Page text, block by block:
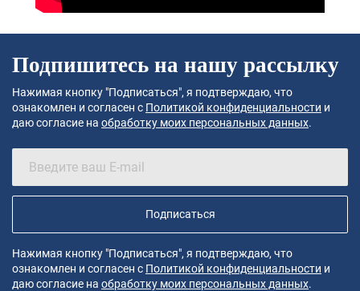
Подпишитесь на нашу рассылку
Нажимая кнопку "Подписаться", я подтверждаю, что
ознакомлен и согласен с Политикой конфиденциальности и
даю согласие на обработку моих персональных данных.
Подписаться
Нажимая кнопку "Подписаться", я подтверждаю, что
ознакомлен и согласен с Политикой конфиденциальности и
даю согласие на обработку моих персональных данных.